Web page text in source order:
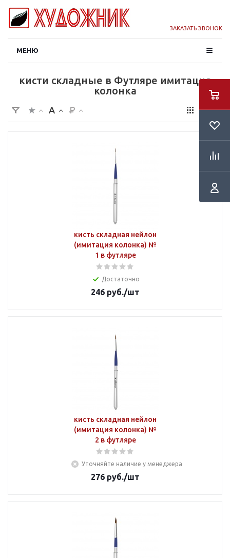
ЗАКАЗАТЬ ЗВОНОК
МЕНЮ
кисти складные в Футляре имитация
колонка
кисть складная нейлон
(имитация колонка) №
1 в футляре
Достаточно
246 руб./шт
кисть складная нейлон
(имитация колонка) №
2 в футляре
Уточняйте наличие у менеджера
276 руб./шт